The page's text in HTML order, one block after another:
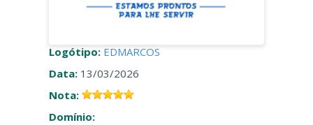
Logótipo: EDMARCOS
Data: 13/03/2026
Nota:
Domínio: